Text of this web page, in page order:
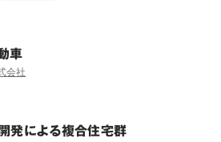
車
会社
発による複合住宅群